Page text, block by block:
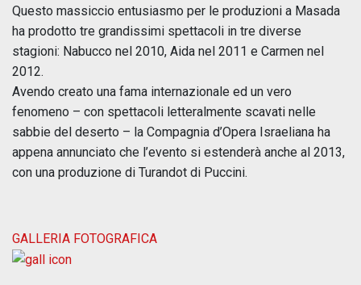
Questo massiccio entusiasmo per le produzioni a Masada
ha prodotto tre grandissimi spettacoli in tre diverse
stagioni: Nabucco nel 2010, Aida nel 2011 e Carmen nel
2012.
Avendo creato una fama internazionale ed un vero
fenomeno – con spettacoli letteralmente scavati nelle
sabbie del deserto – la Compagnia d’Opera Israeliana ha
appena annunciato che l’evento si estenderà anche al 2013,
con una produzione di Turandot di Puccini.
GALLERIA FOTOGRAFICA